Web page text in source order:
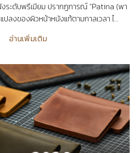
ระดับพรีเมียม ปรากฏการณ์ "Patina (พา
ปลงของผิวหน้าหนังแท้ตามกาลเวลา ไ...
อ่านเพิ่มเติม